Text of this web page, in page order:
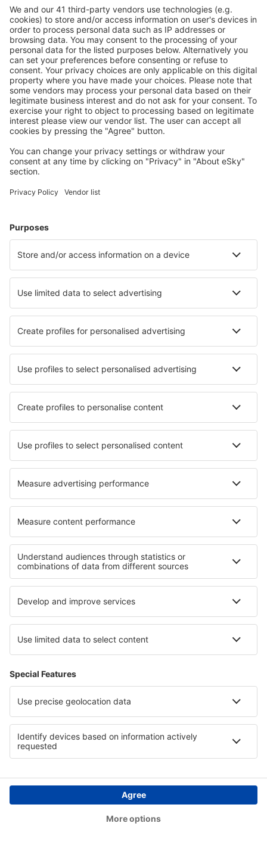
15:35 11:40 14h 5min detaily
Cena letenky s letištními poplatky (bez servisního poplatku:676
cestujícího)
Rezervační podmínky
Cena za osobu tam a zpět:
15421 CZK
1
Návrat
20 led (stř) MIA - VIE
15:35 11:40 14h 5min detaily
Rezervační podmínky
15452
1 Prohlédněte si akce
11 led (pon) VIE - MIA
11:20 22:22 17h 2min detaily
Návrat
20 led (stř) MIA - VIE
15:30 13:20
Cena letenky s letištními poplatky (bez servisního poplatku: CZK
Cena za osobu tam a zpět:
15452CZK
1
Odlet